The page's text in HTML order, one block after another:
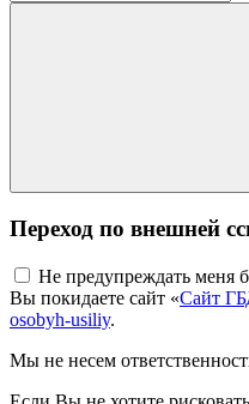
Переход по внешней
Не предупреждать меня
Вы покидаете сайт «Сайт
osobyh-usiliy.
Мы не несем